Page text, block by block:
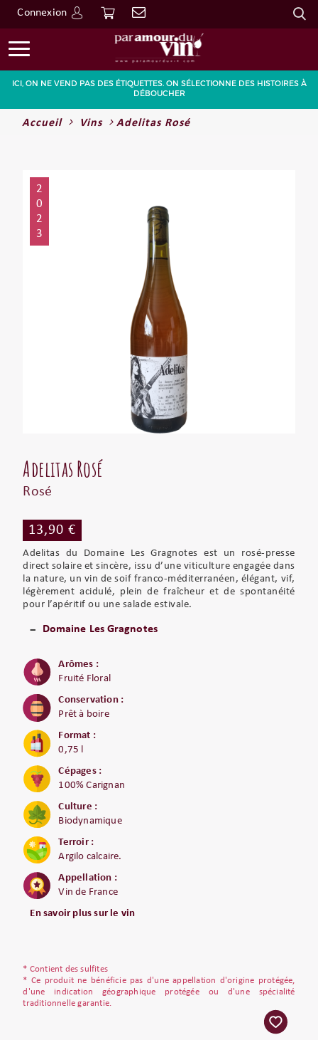
Connexion
Go
ICI, ON NE VEND PAS DES ÉTIQUETTES. ON SÉLECTIONNE DES HISTOIRES À
DÉBOUCHER
Accueil Vins Adelitas Rosé
2
0
2
3
Adelitas Rosé
Rosé
13,90 €
Adelitas du Domaine Les Gragnotes est un rosé-presse
direct solaire et sincère, issu d’une viticulture engagée dans
la nature, un vin de soif franco-méditerranéen, élégant, vif,
légèrement acidulé, plein de fraîcheur et de spontanéité
pour l’apéritif ou une salade estivale.
Domaine Les Gragnotes
Arômes :
Fruité Floral
Conservation :
Prêt à boire
Format :
0,75 l
Cépages :
100% Carignan
Culture :
Biodynamique
Terroir :
Argilo calcaire.
Appellation :
Vin de France
En savoir plus sur le vin
* Contient des sulfites
* Ce produit ne bénéficie pas d'une appellation d'origine protégée,
d'une indication géographique protégée ou d'une spécialité
traditionnelle garantie.